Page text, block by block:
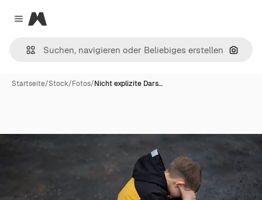
Close menu
Magnific
Nach
Startseite/Stock/Fotos/Nicht explizite Dars…